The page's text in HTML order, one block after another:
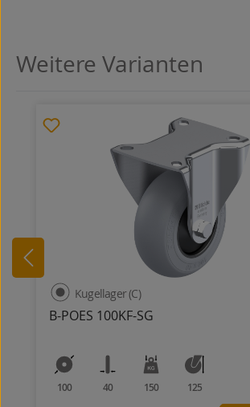
Produktgalerie überspringen
Weitere Varianten
B-POES 100KF-SG
Kugellager (C)
100 40 150 125